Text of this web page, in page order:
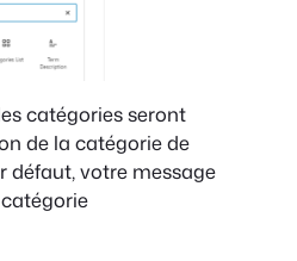
catégories seront
de la catégorie de
défaut, votre message